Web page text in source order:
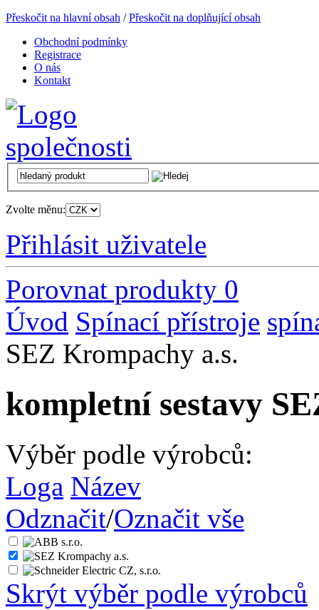
Přeskočit na hlavní obsah /Přeskočit na doplňující obsah
Obchodní podmínky
Registrace
O nás
Kontakt
Zvolte měnu:
Přihlásit uživatele
Porovnat produkty 0
Úvod Spínací přístroje
SEZ Krompachy a.s.
kompletní sestavy
Výběr podle výrobců:
Loga Název
Odznačit/Označit vše
Skrýt výběr podle výrobců